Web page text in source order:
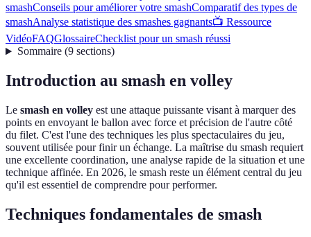
smashConseils pour améliorer votre smashComparatif des types de
smashAnalyse statistique des smashes gagnants📺 Ressource
VidéoFAQGlossaireChecklist pour un smash réussi
Sommaire(9 sections)
Introduction au smash en volley
Le smash en volley est une attaque puissante visant à marquer des
points en envoyant le ballon avec force et précision de l'autre côté
du filet. C'est l'une des techniques les plus spectaculaires du jeu,
souvent utilisée pour finir un échange. La maîtrise du smash requiert
une excellente coordination, une analyse rapide de la situation et une
technique affinée. En 2026, le smash reste un élément central du jeu
qu'il est essentiel de comprendre pour performer.
Techniques fondamentales de smash